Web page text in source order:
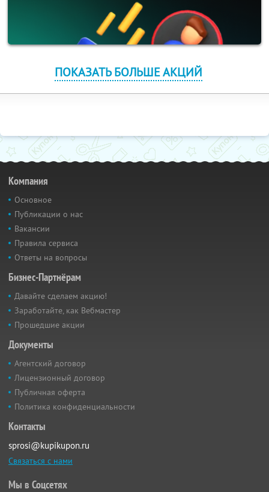
ПОКАЗАТЬ БОЛЬШЕ АКЦИЙ
Компания
Основное
Публикации о нас
Вакансии
Правила сервиса
Ответы на вопросы
Бизнес-Партнёрам
Давайте сделаем акцию!
Заработайте, как Вебмастер
Прошедшие акции
Документы
Агентский договор
Лицензионный договор
Публичная оферта
Политика конфиденциальности
Контакты
sprosi@kupikupon.ru
Связаться с нами
Мы в Соцсетях